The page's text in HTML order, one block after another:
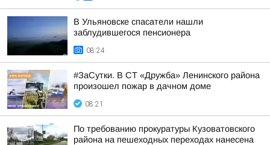
В Ульяновске спасатели нашли
заблудившегося пенсионера
08:24
#ЗаСутки. В СТ «Дружба» Ленинского района
произошел пожар в дачном доме
08:21
По требованию прокуратуры Кузоватовского
района на пешеходных переходах нанесена